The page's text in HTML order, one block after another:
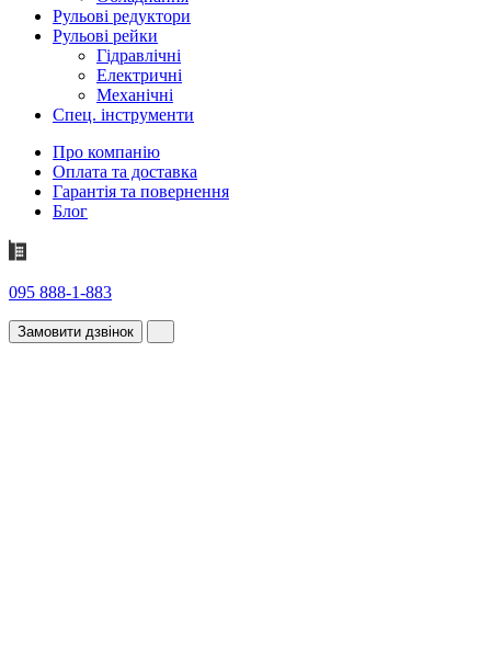
Рульові редуктори
Рульові рейки
Гідравлічні
Електричні
Механічні
Спец. інструменти
Про компанію
Оплата та доставка
Гарантія та повернення
Блог
095 888-1-883
Замовити дзвінок